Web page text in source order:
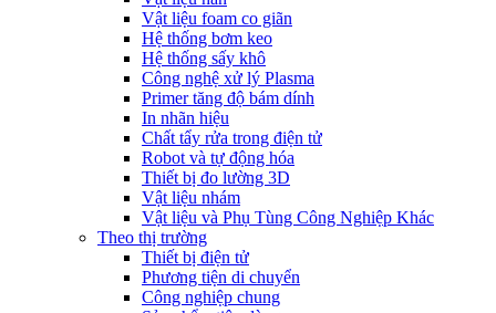
Vật liệu foam co giãn
Hệ thống bơm keo
Hệ thống sấy khô
Công nghệ xử lý Plasma
Primer tăng độ bám dính
In nhãn hiệu
Chất tẩy rửa trong điện tử
Robot và tự động hóa
Thiết bị đo lường 3D
Vật liệu nhám
Vật liệu và Phụ Tùng Công Nghiệp Khác
Theo thị trường
Thiết bị điện tử
Phương tiện di chuyển
Công nghiệp chung